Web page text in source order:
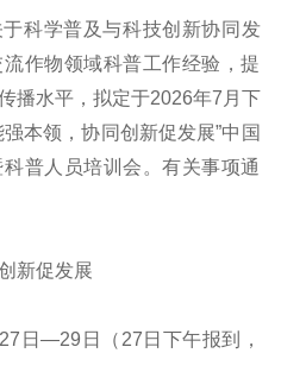
科学普及与科技创新协同发
作物领域科普工作经验，提
播水平，拟定于2026年7月下
本领，协同创新促发展”中国
普人员培训会。有关事项通
新促发展
日—29日（27日下午报到，